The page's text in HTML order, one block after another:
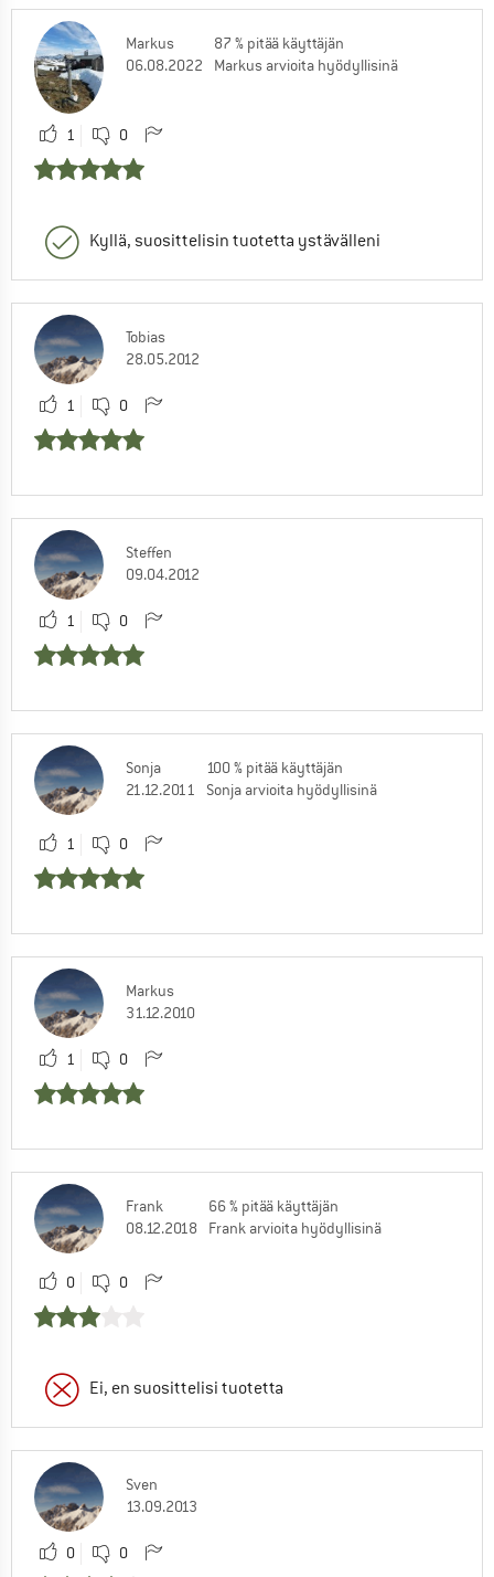
Markus
06.08.2022
87 % pitää käyttäjän
Markus arvioita hyödyllisinä
1 0
Kyllä, suosittelisin tuotetta ystävälleni
Tobias
28.05.2012
1 0
Steffen
09.04.2012
1 0
Sonja
21.12.2011
100 % pitää käyttäjän
Sonja arvioita hyödyllisinä
1 0
Markus
31.12.2010
1 0
Frank
08.12.2018
66 % pitää käyttäjän
Frank arvioita hyödyllisinä
0 0
Ei, en suosittelisi tuotetta
Sven
13.09.2013
0 0